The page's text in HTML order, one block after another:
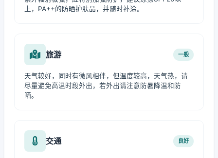
上，PA++的防晒护肤品，并随时补涂。
旅游 一般
天气较好，同时有微风相伴，但温度较高，天气热，请
尽量避免高温时段外出，若外出请注意防暑降温和防
晒。
交通 良好